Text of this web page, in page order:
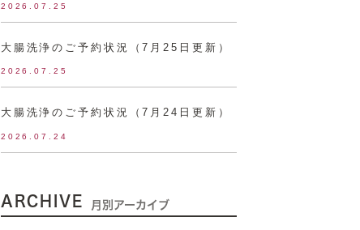
2026.07.25
大腸洗浄のご予約状況（7月25日更新）
2026.07.25
大腸洗浄のご予約状況（7月24日更新）
2026.07.24
ARCHIVE 月別アーカイブ